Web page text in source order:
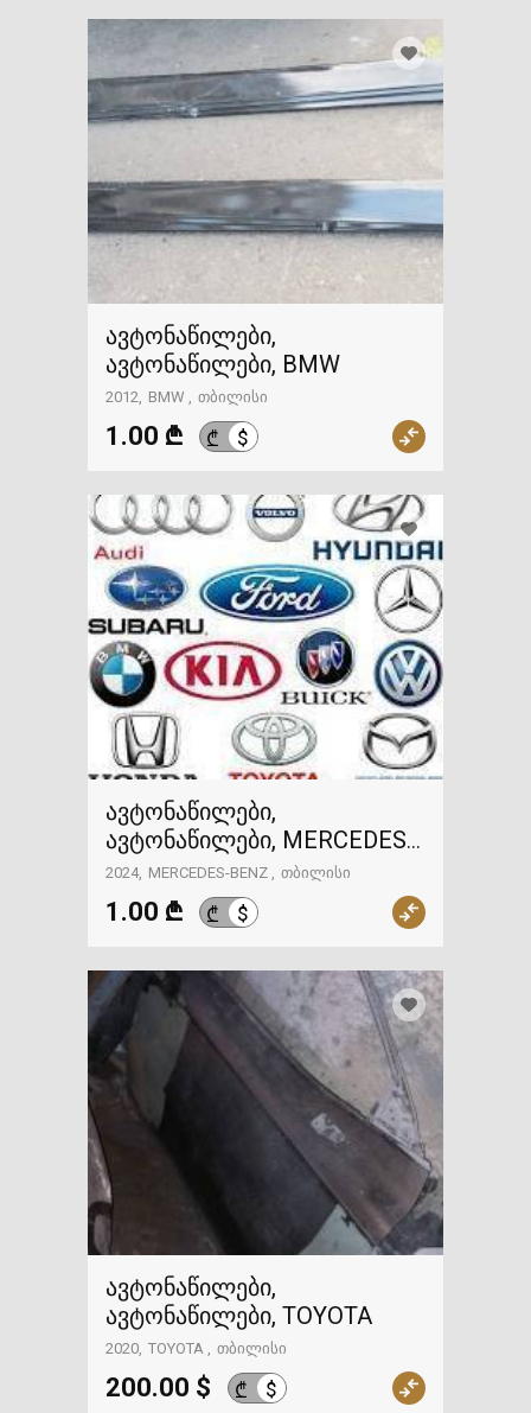
ავტონაწილები,
ავტონაწილები, BMW
2012 BMW თბილისი
1.00 ₾ ₾ $
ავტონაწილები,
ავტონაწილები, MERCEDES-
BENZ
2024 MERCEDES-BENZ თბილისი
1.00 ₾ ₾ $
ავტონაწილები,
ავტონაწილები, TOYOTA
2020 TOYOTA თბილისი
200.00 $ ₾ $